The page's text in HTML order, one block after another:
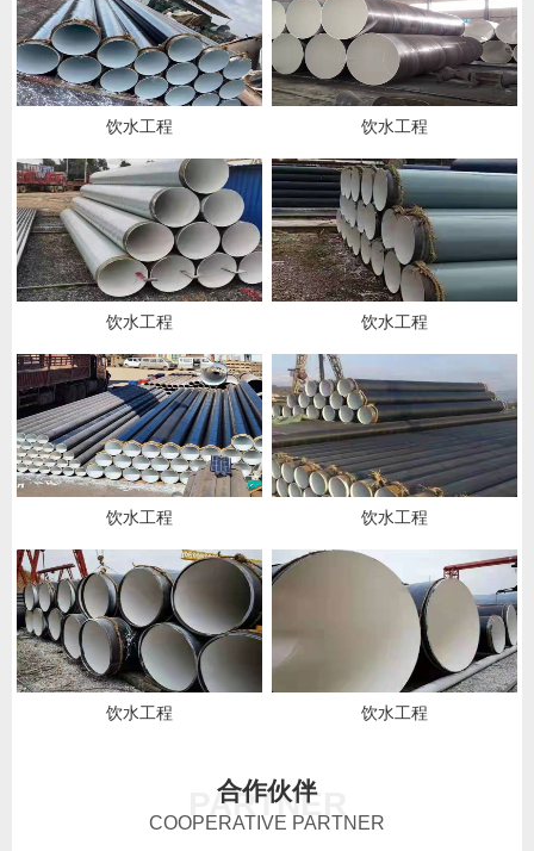
饮水工程 饮水工程
饮水工程 饮水工程
饮水工程 饮水工程
饮水工程 饮水工程
PARTNER
合作伙伴
COOPERATIVE PARTNER